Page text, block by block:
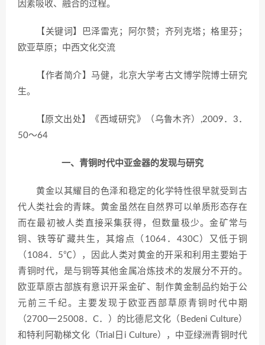
因素吸收、融合的过程。
【关键词】巴泽雷克；阿尔赞；齐列克塔；格里芬；
欧亚草原；中西文化交流
【作者简介】马健，北京大学考古文博学院博士研究
生。
【原文出处】《西域研究》（乌鲁木齐）,2009．3．
50～64
一、青铜时代中亚金器的发现与研究
黄金以其耀目的色泽和稳定的化学特性很早就受到古
代人类社会的青睐。黄金虽然在自然界可以单质形态存在
而在最初被人类直接采集获得，但数量极少。金矿常与
铜、铁等矿藏共生，其熔点（1064．430C）又低于铜
（1084．5℃），因此人类对黄金的开采和利用主要始于
青铜时代，是与铜等其他金属冶炼技术的发展分不开的。
欧亚草原古部族有意识开采金矿、制作黄金制品约始于公
元前三千纪。主要发现于欧亚西部草原青铜时代中期
（2700一25008．C．）的比德尼文化（Bedeni Culture）
和特利阿勒梯文化（Trial日i Culture），中亚绿洲青铜时代